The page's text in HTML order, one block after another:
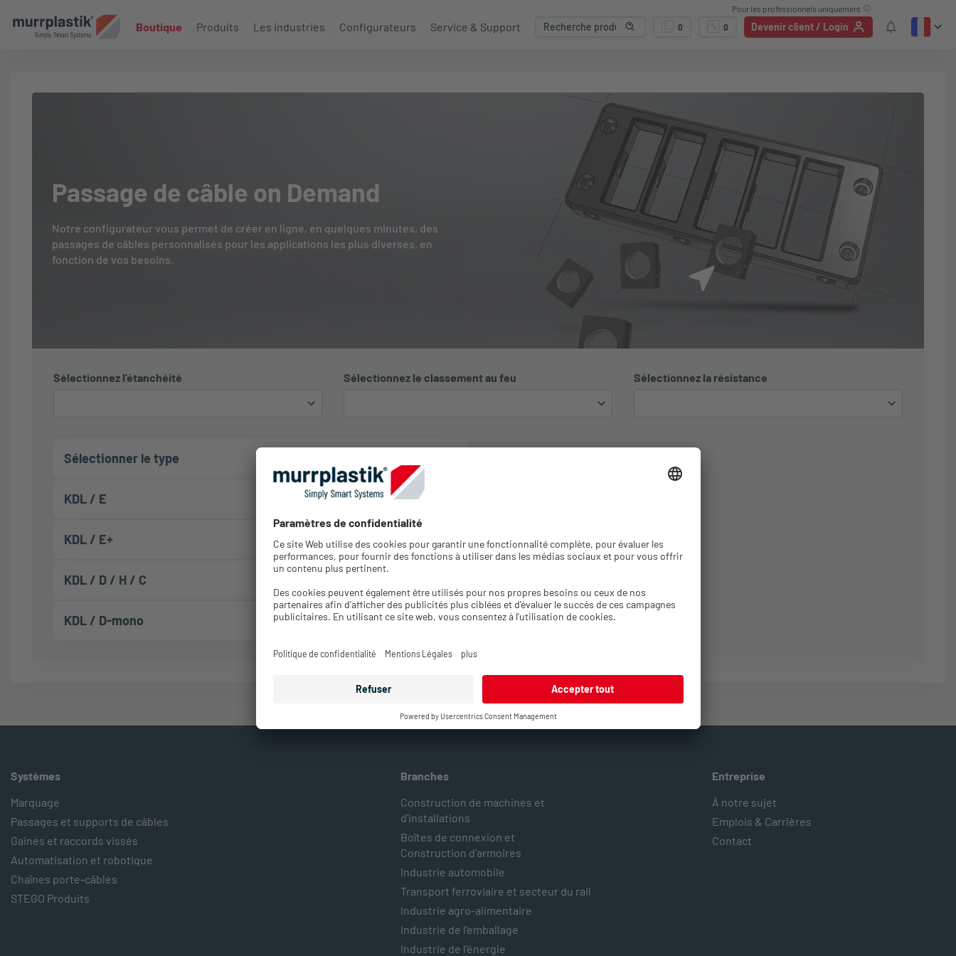
Boutique Produits Les industries Configurateurs Service & Support 0 0 Devenir client / Login
Pour les professionnels uniquement
Passage de câble on Demand
Notre configurateur vous permet de créer en ligne, en quelques minutes, des
passages de câbles personnalisés pour les applications les plus diverses, en
fonction de vos besoins.
Sélectionnez l'étanchéité Sélectionnez le classement au feu Sélectionnez la résistance
Sélectionner le type
KDL / E
KDL / E+
KDL / D / H / C
KDL / D-mono
Systèmes
Marquage
Passages et supports de câbles
Gaines et raccords vissés
Automatisation et robotique
Chaînes porte-câbles
STEGO Produits
Branches
Construction de machines et
d'installations
Boîtes de connexion et
Construction d'armoires
Industrie automobile
Transport ferroviaire et secteur du rail
Industrie agro-alimentaire
Industrie de l'emballage
Industrie de l'énergie
Entreprise
À notre sujet
Emplois & Carrières
Contact